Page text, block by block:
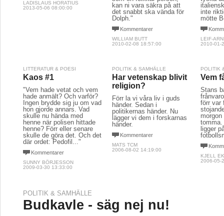
LADISLAUS HORATIUS
2013-05-06 08:00:00
kan ni vara säkra på att
det snabbt ska vända för
Dolph."
Kommentarer
WILLIAM BUTT
2010-02-08 18:57:00
inte
mötte
LEIF-
2010-01-
LITTERATUR & POESI
Kaos #1
"Vem hade vetat och vem
hade anmält? Och varför?
Ingen brydde sig ju om vad
hon gjorde annars. Vad
skulle nu hända med
henne när polisen hittade
henne? Förr eller senare
skulle de göra det. Och det
där ordet: Pedofil..."
Kommentarer
SUNNY BÖRJESSON
2009-03-30 13:33:00
POLITIK & SAMHÄLLE
Har vetenskap blivit
religion?
Förr la vi våra liv i guds
händer. Sedan i
politikernas händer. Nu
lägger vi dem i forskarnas
händer.
Kommentarer
MATS TCM
2006-08-02 14:19:00
POLITIK
Vem
Stans
förr var
tomma.
ligger
KJELL
2006-05-
POLITIK & SAMHÄLLE
Budkavle - säg nej nu!